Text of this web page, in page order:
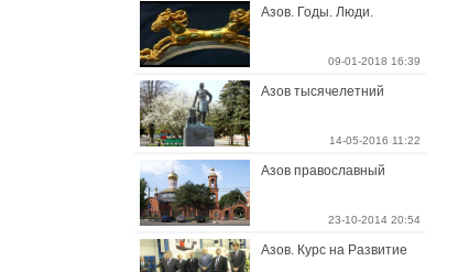
Азов. Годы. Люди.
09-01-2018 16:39
Азов тысячелетний
14-05-2016 11:22
Азов православный
23-10-2014 20:54
Азов. Курс на Развитие